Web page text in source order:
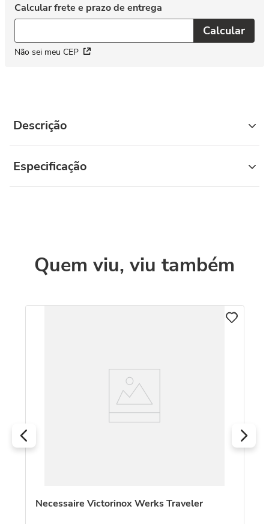
Não sei meu CEP
Descrição
Especificação
Quem viu, viu também
Necessaire Victorinox Werks Traveler